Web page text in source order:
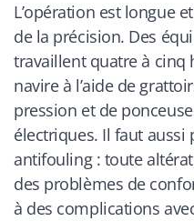
L’opération est longue
de la précision. Des
travaillent quatre à cinq
navire à l’aide de
pression et de
électriques. Il faut aussi
antifouling : toute
des problèmes de
à des complications